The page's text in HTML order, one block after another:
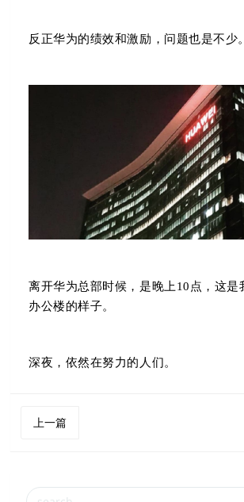
反正华为的绩效和激励，问题也是不少。
离开华为总部时候，是晚上10点，这是
办公楼的样子。
深夜，依然在努力的人们。
上一篇